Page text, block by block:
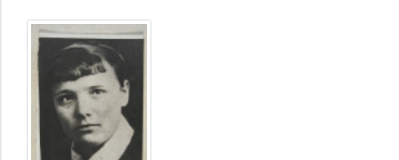
Подколодная,
Надежда
Федоровна
(1924
1943)